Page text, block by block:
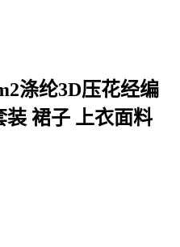
涤纶3D压花经编
装 裙子 上衣面料